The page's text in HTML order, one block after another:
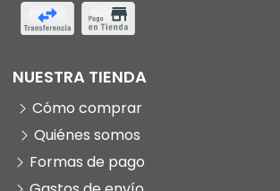
NUESTRA TIENDA
Cómo comprar
Quiénes somos
Formas de pago